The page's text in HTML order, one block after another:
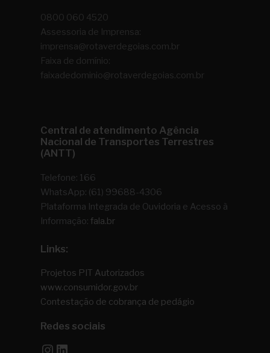
0800 060 4520
Assessoria de Imprensa:
imprensa@rotaverdegoias.com.br
Faixa de domínio:
faixadedominio@rotaverdegoias.com.br
Central de atendimento Agência
Nacional de Transportes Terrestres
(ANTT)
Telefone: 166
WhatsApp: (61) 99688-4306
Plataforma Integrada de Ouvidoria e Acesso à
Informação:fala.br
Links:
Projetos PIT Autorizados
www.consumidor.gov.br
Contestação de cobrança de pedágio
Redes sociais